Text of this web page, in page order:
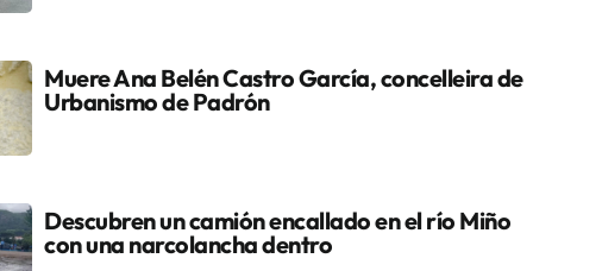
Muere Ana Belén Castro García, concelleira de
Urbanismo de Padrón
Descubren un camión encallado en el río Miño
con una narcolancha dentro